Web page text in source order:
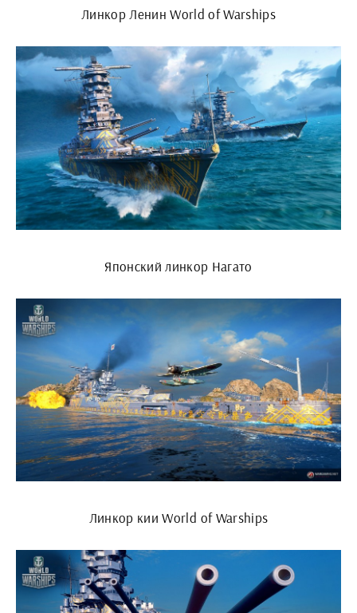
Линкор Ленин World of Warships
Японский линкор Нагато
Линкор кии World of Warships